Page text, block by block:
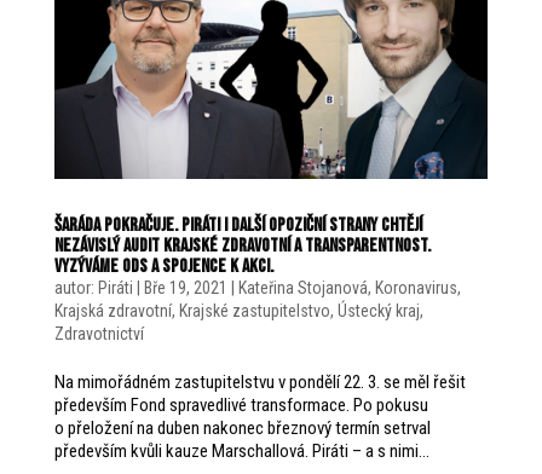
Šaráda pokračuje. Piráti i další opoziční strany chtějí
nezávislý audit Krajské zdravotní a transparentnost.
Vyzýváme ODS a Spojence k akci.
autor: Piráti Bře 19, 2021 Kateřina Stojanová, Koronavirus,
Krajská zdravotní, Krajské zastupitelstvo, Ústecký kraj,
Zdravotnictví
Na mimořádném zastupitelstvu v pondělí 22. 3. se měl řešit
především Fond spravedlivé transformace. Po pokusu
o přeložení na duben nakonec březnový termín setrval
především kvůli kauze Marschallová. Piráti – a s nimi...